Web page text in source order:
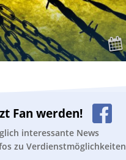
Fan werden!
interessante News
zu Verdienstmöglichkeiten